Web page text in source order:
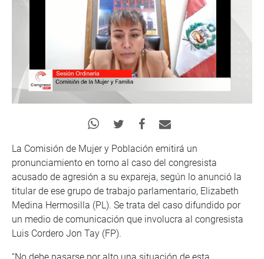
La Comisión de Mujer y Población emitirá un
pronunciamiento en torno al caso del congresista
acusado de agresión a su expareja, según lo anunció la
titular de ese grupo de trabajo parlamentario, Elizabeth
Medina Hermosilla (PL). Se trata del caso difundido por
un medio de comunicación que involucra al congresista
Luis Cordero Jon Tay (FP).
“No debe pasarse por alto una situación de esta